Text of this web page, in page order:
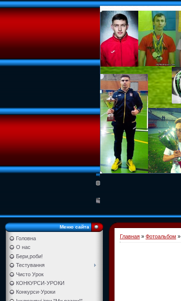
Меню сайта
Головна
О нас
Бери,роби!
Тестування
Чисто Урок
КОНКУРСИ-УРОКИ
Конкурси-Уроки
Главная » Фотоальбом »